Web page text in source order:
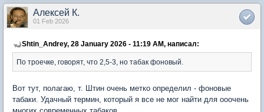
Алексей К.
01 Feb 2026
Shtin_Andrey, 28 January 2026 - 11:19 AM, написал:
По троечке, говорят, что 2,5-3, но табак фоновый.
Вот тут, полагаю, т. Штин очень метко определил - фоновые
табаки. Удачный термин, который я все не мог найти для ооочень